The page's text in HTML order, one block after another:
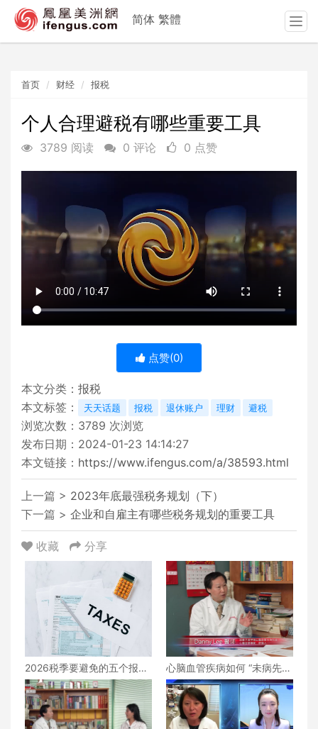
首页 财经 报税
个人合理避税有哪些重要工具
3789 阅读 0 评论 0 点赞
点赞(0)
本文分类： 报税
本文标签：
天天话题 报税 退休账户 理财 避税
浏览次数： 3789 次浏览
发布日期：2024-01-23 14:14:27
本文链接： https://www.ifengus.com/a/38593.html
上一篇 > 2023年底最强税务规划（下）
下一篇 > 企业和自雇主有哪些税务规划的重要工具
收藏 分享
2026税季要避免的五个报税
错误
心脑血管疾病如何 “未病先
防、既病防变” ？下
简体 繁體
T
o
a
i
o
n